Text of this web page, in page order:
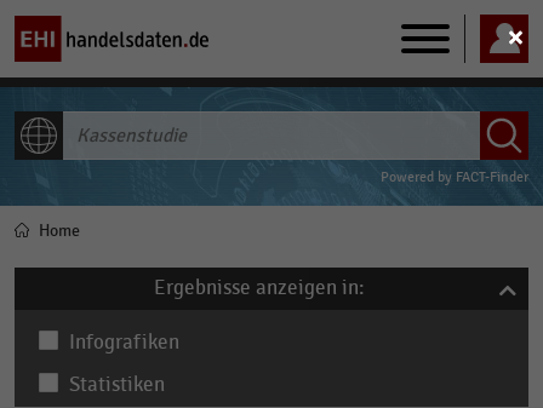
Main
navigation
Powered by FACT-Finder
Pfadnavigation
Home
Ergebnisse anzeigen in:
Infografiken
Statistiken